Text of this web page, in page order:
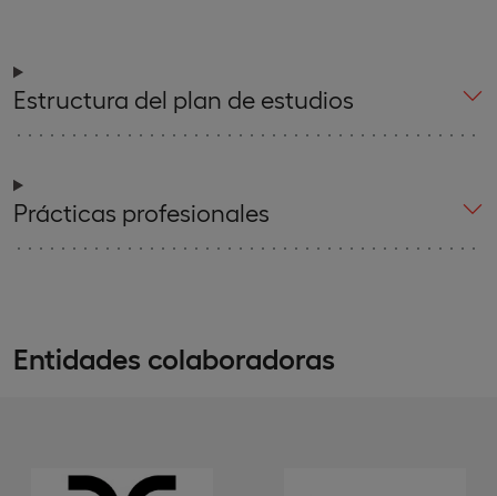
Estructura del plan de estudios
Prácticas profesionales
Entidades colaboradoras